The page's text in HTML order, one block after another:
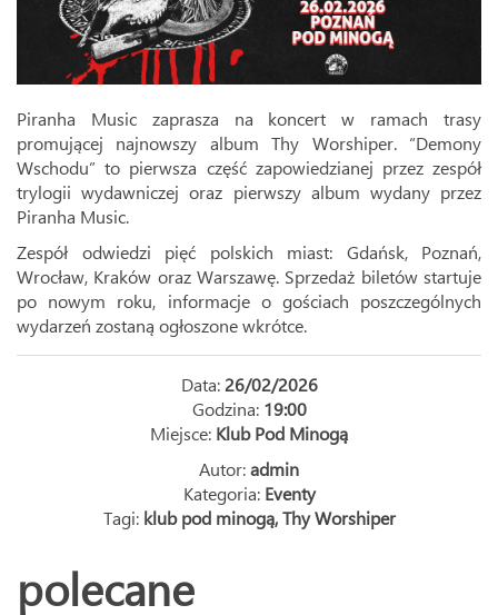
Piranha Music zaprasza na koncert w ramach trasy
promującej najnowszy album Thy Worshiper. “Demony
Wschodu” to pierwsza część zapowiedzianej przez zespół
trylogii wydawniczej oraz pierwszy album wydany przez
Piranha Music.
Zespół odwiedzi pięć polskich miast: Gdańsk, Poznań,
Wrocław, Kraków oraz Warszawę. Sprzedaż biletów startuje
po nowym roku, informacje o gościach poszczególnych
wydarzeń zostaną ogłoszone wkrótce.
Data: 26/02/2026
Godzina: 19:00
Miejsce: Klub Pod Minogą
Autor:admin
Kategoria: Eventy
Tagi: klub pod minogą,Thy Worshiper
polecane